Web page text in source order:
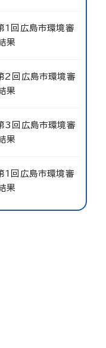
1回広島市環境審
果
2回広島市環境審
果
3回広島市環境審
果
1回広島市環境審
果